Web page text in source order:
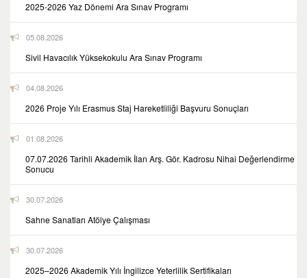
2025-2026 Yaz Dönemi Ara Sınav Programı
05.08.2026
Sivil Havacılık Yüksekokulu Ara Sınav Programı
04.08.2026
2026 Proje Yılı Erasmus Staj Hareketliliği Başvuru Sonuçları
01.08.2026
07.07.2026 Tarihli Akademik İlan Arş. Gör. Kadrosu Nihai Değerlendirme
Sonucu
30.07.2026
Sahne Sanatları Atölye Çalışması
30.07.2026
2025–2026 Akademik Yılı İngilizce Yeterlilik Sertifikaları